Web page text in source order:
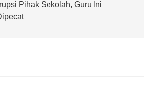
Pihak Sekolah, Guru Ini